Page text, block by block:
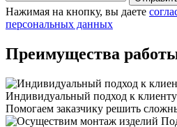
Нажимая на кнопку, вы даете
персональных данных
Преимущества
Индивидуальный подход к
Помогаем заказчику решить